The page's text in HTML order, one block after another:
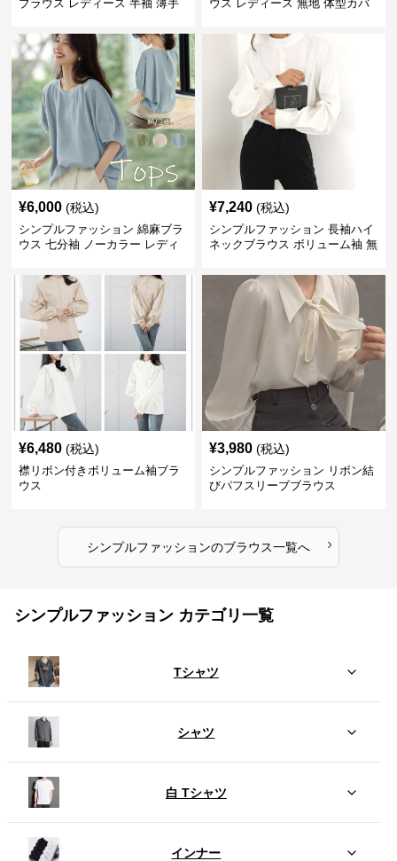
ブラウス レディース 半袖 薄手
ウス レディース 無地 体型カバ
¥6,000 (税込)
シンプルファッション 綿麻ブラ
ウス 七分袖 ノーカラー レディ
¥7,240 (税込)
シンプルファッション 長袖ハイ
ネックブラウス ボリューム袖 無
¥6,480 (税込)
襟リボン付きボリューム袖ブラ
ウス
¥3,980 (税込)
シンプルファッション リボン結
びパフスリーブブラウス
シンプルファッションのブラウス一覧へ ›
シンプルファッション カテゴリ一覧
Tシャツ
シャツ
白 Tシャツ
インナー